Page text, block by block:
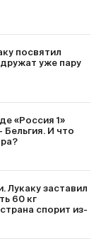
посвятил
уже пару
«Россия 1»
Бельгия. И что
Лукаку заставил
60 кг
спорит из-